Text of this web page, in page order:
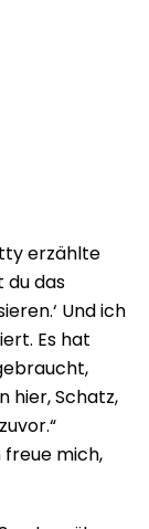
erzählte
du das
Und ich
Es hat
hier, Schatz,
freue mich,